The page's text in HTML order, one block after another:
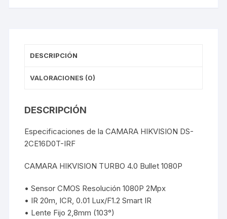
DESCRIPCIÓN
VALORACIONES (0)
DESCRIPCIÓN
Especificaciones de la CAMARA HIKVISION DS-
2CE16D0T-IRF
CAMARA HIKVISION TURBO 4.0 Bullet 1080P
• Sensor CMOS Resolución 1080P 2Mpx
• IR 20m, ICR, 0.01 Lux/F1.2 Smart IR
• Lente Fijo 2,8mm (103°)